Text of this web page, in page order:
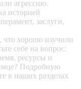
агрессию.
историей
заслуги,
что хорошо изучили
себе на вопрос:
ресурсы и
Подробную
в наших разделах